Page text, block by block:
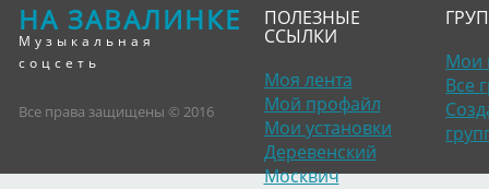
НА ЗАВАЛИНКЕ
Музыкальная
соцсеть
Все права защищены © 2016
ПОЛЕЗНЫЕ
ССЫЛКИ
Моя лента
Мой профайл
Мои установки
Деревенский
Москвич
Мои
Все